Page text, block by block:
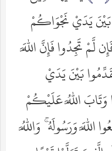
بَيْنَ يَدَيْ نَجْوَاكُمْ
تَجِدُوا فَإِنَّ اللَّهَ
بَيْنَ يَدَيْ
اللَّهُ عَلَيْكُمْ
اللَّهَ وَرَسُولَهُ ۚ وَاللَّهُ